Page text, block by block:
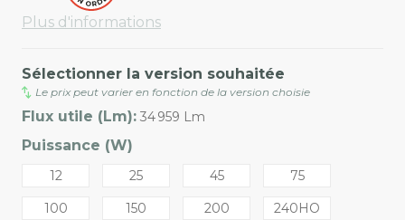
Plus d'informations
Sélectionner la version souhaitée
Le prix peut varier en fonction de la version choisie
Flux utile (Lm): 34 959 Lm
Puissance (W)
12 25 45
75
100
150 200
240HO